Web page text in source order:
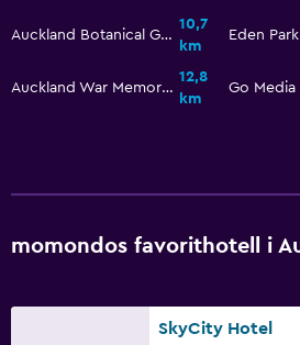
Rökningsområden
Tjänster och bekvämligheter
Nyckelkortsåtkomst
Parkering och transport
Auckland Botanical Gardens
10,7
km
Eden Park
Auckland War Memorial Museum
12,8
km
Go Media
momondos favorithotell i
SkyCity Hotel